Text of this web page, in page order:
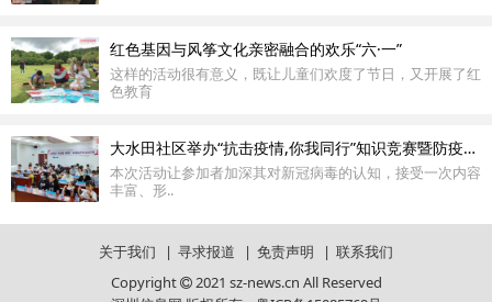
红色基因与风筝文化亲密融合的欢乐“六·一”
这样的活动很有意义，既让儿童们欢度了节日，又开展了红
色教育
大水田社区举办“抗击疫情,你我同行”知识竞赛暨防疫卫生知识讲座
本次活动让参加者加深其对新冠病毒的认知，接受一次内容
丰富、形..
关于我们 | 寻求报道 | 免责声明 | 联系我们
Copyright
2021 sz-news.cn All Reserved